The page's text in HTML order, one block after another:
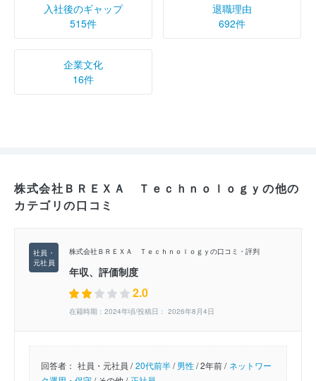
【内定】26卒 株式会社ＢＲＥＸＡ Ｔｅｃｈｎｏｌ
ｏｇｙの口コミ（2025/7…
1.0
入社後のギャップ
515件
退職理由
692件
企業文化
16件
株式会社ＢＲＥＸＡ Ｔｅｃｈｎｏｌｏｇｙの他の
カテゴリの口コミ
株式会社ＢＲＥＸＡ Ｔｅｃｈｎｏｌｏｇｙの口コミ・評判
年収、評価制度
2.0
在籍時期：2024年頃/投稿日： 2026年8月4日
回答者： 社員・元社員 / 20代前半/男性/2年前 / ネットワー